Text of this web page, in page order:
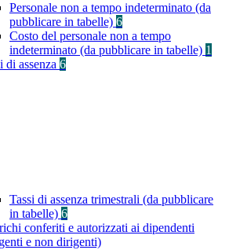
Personale non a tempo indeterminato (da
pubblicare in tabelle) 6
Costo del personale non a tempo
indeterminato (da pubblicare in tabelle) 1
di assenza 6
Tassi di assenza trimestrali (da pubblicare
in tabelle) 6
conferiti e autorizzati ai dipendenti
e non dirigenti)